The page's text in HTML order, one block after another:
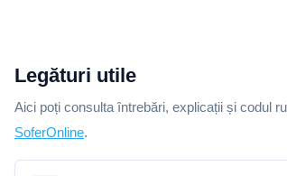
Legături utile
Aici poți consulta întrebări, explicații și codul
SoferOnline.